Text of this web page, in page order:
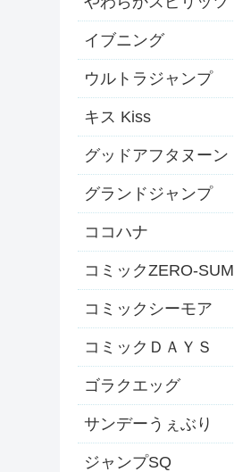
イブニング
ウルトラジャンプ
キス Kiss
グッドアフタヌーン
グランドジャンプ
ココハナ
コミックZERO-SUM
コミックシーモア
コミックＤＡＹＳ
ゴラクエッグ
サンデーうぇぶり
ジャンプSQ